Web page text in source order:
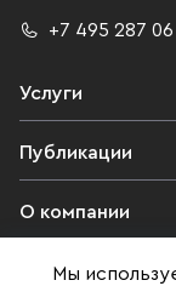
+7 495 287 06
Услуги
Публикации
О компании
Контакты
Мы